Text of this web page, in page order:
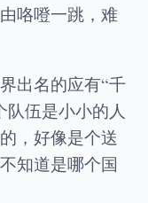
咯噔一跳，难
出名的应有“千
队伍是小小的人
，好像是个送
知道是哪个国